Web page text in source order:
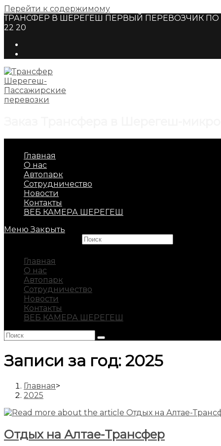
Перейти к содержимому
ТРАНСФЕР В ШЕРЕГЕШ ПЕРВЫЙ ПЕРЕВОЗЧИК ПО
22 20
Главная
О нас
Автопарк
Сотрудничество
Новости
Контакты
ВЕБ КАМЕРА ШЕРЕГЕШ
Меню Закрыть
Главная
О нас
Автопарк
Сотрудничество
Новости
Контакты
ВЕБ КАМЕРА ШЕРЕГЕШ
Записи за год: 2025
Главная>
2025
Отдых на Алтае-Трансфер